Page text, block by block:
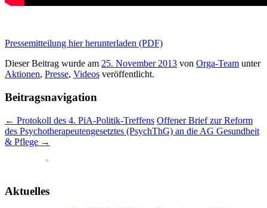
Pressemitteilung hier herunterladen (PDF)
Dieser Beitrag wurde am 25. November 2013 von Orga-Team unter
Aktionen, Presse, Videos veröffentlicht.
Beitragsnavigation
← Protokoll des 4. PiA-Politik-Treffens Offener Brief zur Reform
des Psychotherapeutengesetztes (PsychThG) an die AG Gesundheit
& Pflege →
Aktuelles